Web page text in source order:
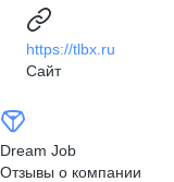
https://tlbx.ru
Сайт
Dream Job
Отзывы о компании